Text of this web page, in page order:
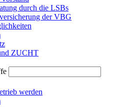
durch die LSBs
der VBG
ZUCHT
werden